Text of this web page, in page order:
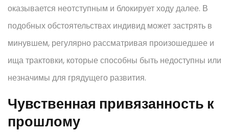
оказывается неотступным и блокирует ходу далее. В
подобных обстоятельствах индивид может застрять в
минувшем, регулярно рассматривая произошедшее и
ища трактовки, которые способны быть недоступны или
незначимы для грядущего развития.
Чувственная привязанность к
прошлому